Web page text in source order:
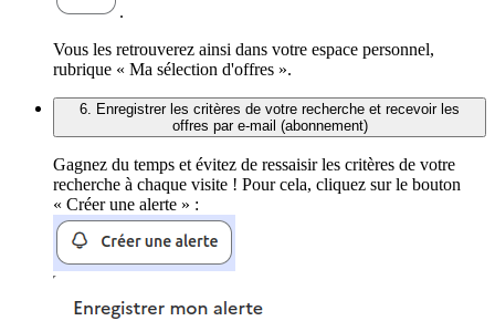
.
Vous les retrouverez ainsi dans votre espace personnel,
rubrique « Ma sélection d'offres ».
6. Enregistrer les critères de votre recherche et recevoir les
offres par e-mail (abonnement)
Gagnez du temps et évitez de ressaisir les critères de votre
recherche à chaque visite ! Pour cela, cliquez sur le bouton
« Créer une alerte » :